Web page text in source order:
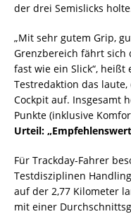
der drei Semislicks
„Mit sehr gutem Grip,
Grenzbereich fährt sich
fast wie ein Slick“, heißt
Testredaktion das
Cockpit auf. Insgesamt
Punkte (inklusive
Urteil:
Für Trackday-Fahrer
Testdisziplinen
auf der 2,77 Kilometer
mit einer